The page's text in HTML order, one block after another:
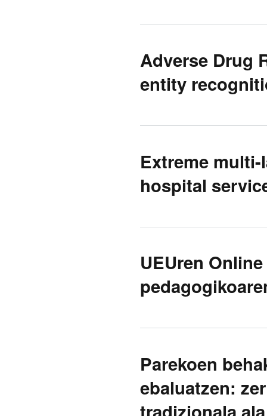
Adverse Drug
entity
Extreme
hospital
UEUren
Parekoen
ebaluatzen: